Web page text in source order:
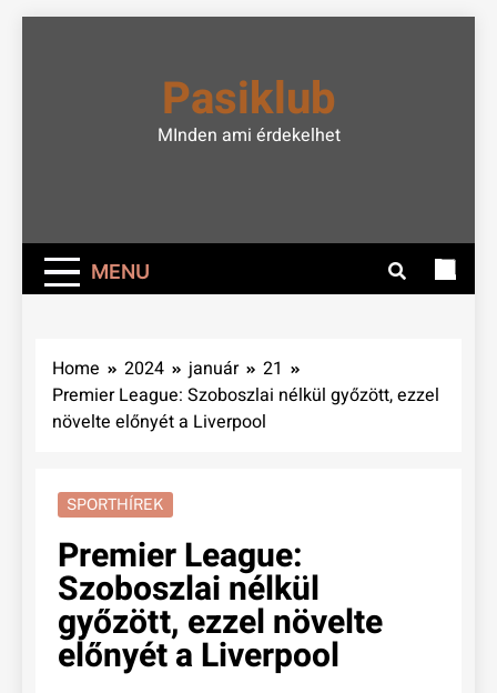
Pasiklub
MInden ami érdekelhet
MENU
Home 2024 január
21
Premier League: Szoboszlai nélkül győzött, ezzel
növelte előnyét a Liverpool
SPORTHÍREK
Premier League:
Szoboszlai nélkül
győzött, ezzel növelte
előnyét a Liverpool